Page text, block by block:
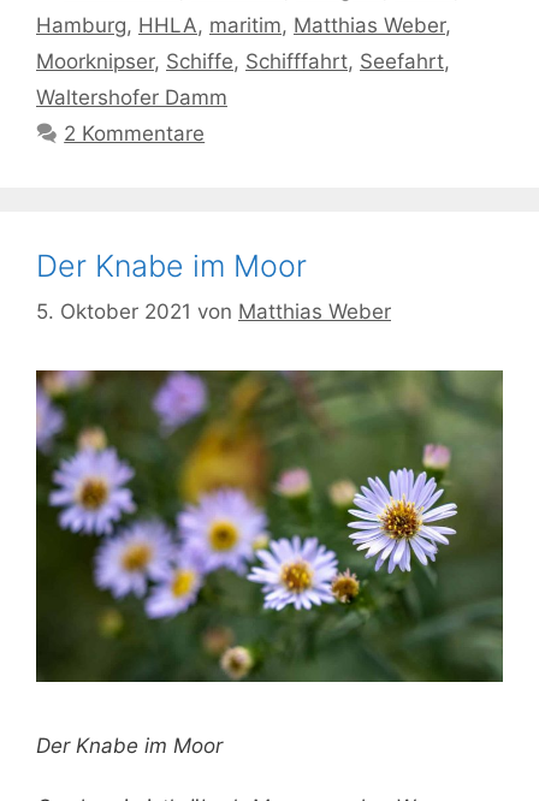
Hamburg, HHLA, maritim, Matthias Weber,
Moorknipser, Schiffe, Schifffahrt, Seefahrt,
Waltershofer Damm
2 Kommentare
Der Knabe im Moor
5. Oktober 2021 von Matthias Weber
Der Knabe im Moor